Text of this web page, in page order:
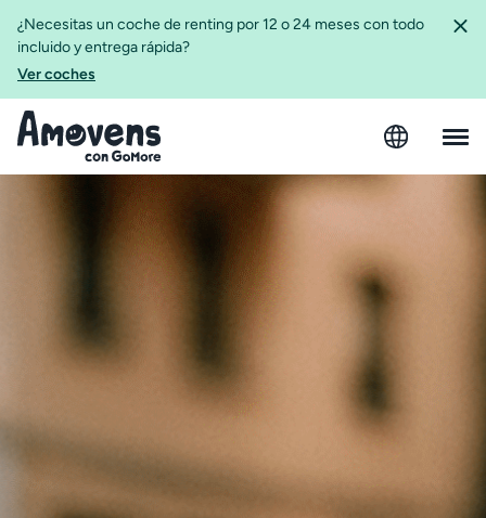
¿Necesitas un coche de renting por 12 o 24 meses con todo
incluido y entrega rápida?
Ver coches